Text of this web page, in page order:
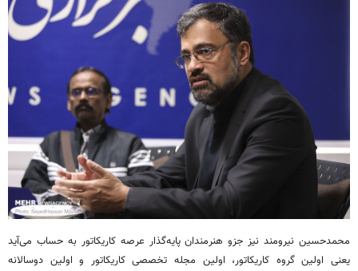
محمدحسین نیرومند نیز جزوهنرمندان پایه‌گذار عرصه کاریکاتور به حساب می‌آید
یعنی اولین گروه کاریکاتور، اولین مجله تخصصی کاریکاتور و اولین دوسالانه